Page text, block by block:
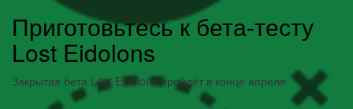
Приготовьтесь к бета-тесту
Lost Eidolons
Закрытая бета Lost Eidolons пройдёт в конце апреля